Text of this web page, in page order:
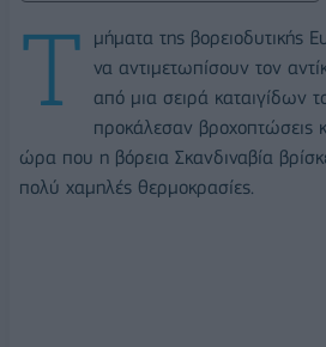
Τ
μήματα της
να αντιμετωπίσουν τον
από μια σειρά καταιγίδων
προκάλεσαν βροχοπτώσεις
ώρα που η βόρεια Σκανδιναβία
πολύ χαμηλές θερμοκρασίες.